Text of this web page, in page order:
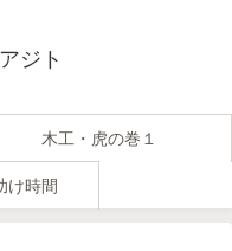
ジト
木工・虎の巻１
け時間